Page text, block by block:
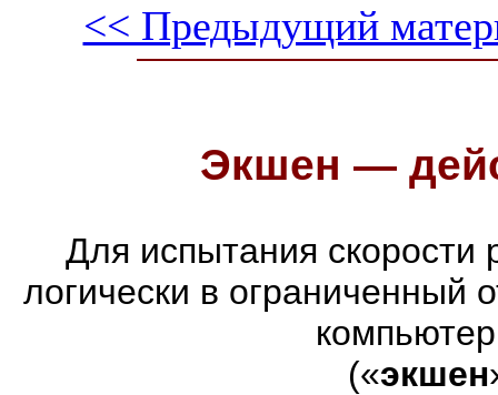
<< Предыдущий
Экшен —
Для испытания скорости
логически в ограниченный
(«экшен